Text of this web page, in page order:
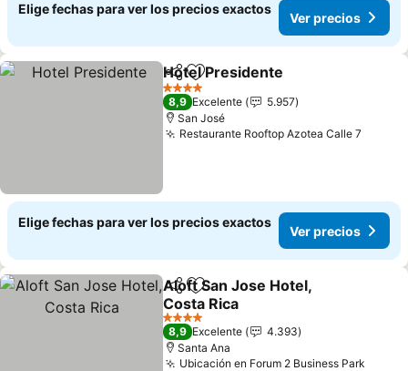
Elige fechas para ver los precios exactos
Ver precios
CompartirAgregar a favoritos
Hotel Presidente
4 Estrellas
8,9 Excelente
5.957
San José
Restaurante Rooftop Azotea Calle 7
Elige fechas para ver los precios exactos
Ver precios
CompartirAgregar a favoritos
Aloft San Jose Hotel,
Costa Rica
Ver precios
4 Estrellas
8,9 Excelente
4.393
Santa Ana
Ubicación en Forum 2 Business Park